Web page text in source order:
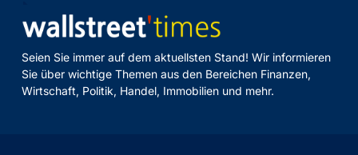
Seien Sie immer auf dem aktuellsten Stand! Wir informieren
Sie über wichtige Themen aus den Bereichen Finanzen,
Wirtschaft, Politik, Handel, Immobilien und mehr.